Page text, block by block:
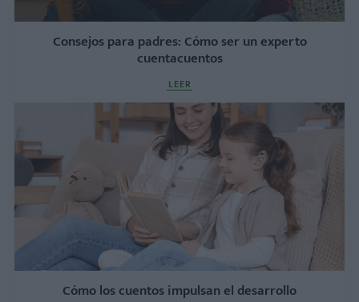
Consejos para padres: Cómo ser un experto
cuentacuentos
LEER
Cómo los cuentos impulsan el desarrollo